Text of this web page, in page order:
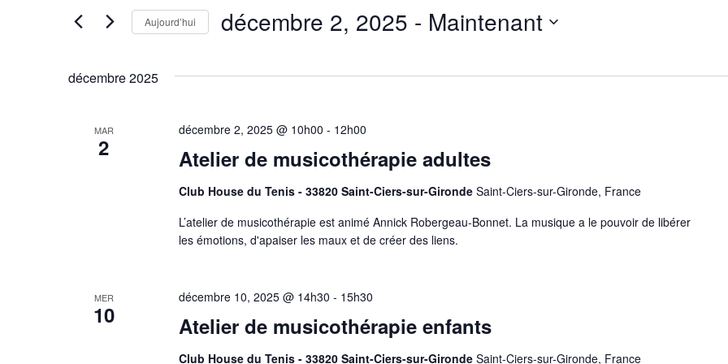
de
vues
mot-
Aujourd’hui décembre 2, 2025 - Maintenant
décembre 2025
MAR
2 Atelier de musicothérapie adultes
décembre 2, 2025 @ 10h00 - 12h00
Club House du Tenis - 33820 Saint-Ciers-sur-Gironde Saint-Ciers-sur-Gironde, France
L’atelier de musicothérapie est animé Annick Robergeau-Bonnet. La musique a le pouvoir de libérer
les émotions, d'apaiser les maux et de créer des liens.
MER
10 Atelier de musicothérapie enfants
décembre 10, 2025 @ 14h30 - 15h30
Club House du Tenis - 33820 Saint-Ciers-sur-Gironde Saint-Ciers-sur-Gironde, France